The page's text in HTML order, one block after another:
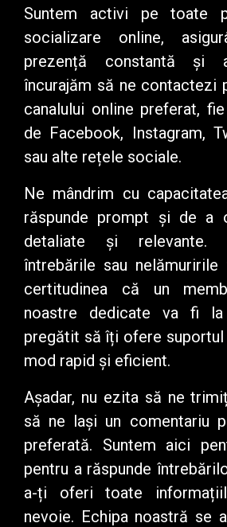
Suntem activi pe toate
socializare online,
prezență constantă și
încurajăm să ne contactezi
canalului online preferat,
de Facebook, Instagram,
sau alte rețele sociale.
Ne mândrim cu
răspunde prompt și de a
detaliate și relevante.
întrebările sau
certitudinea că un
noastre dedicate va fi
pregătit să îți ofere suportul
mod rapid și eficient.
Așadar, nu ezita să ne
să ne lași un comentariu
preferată. Suntem aici
pentru a răspunde
a-ți oferi toate
nevoie. Echipa noastră se